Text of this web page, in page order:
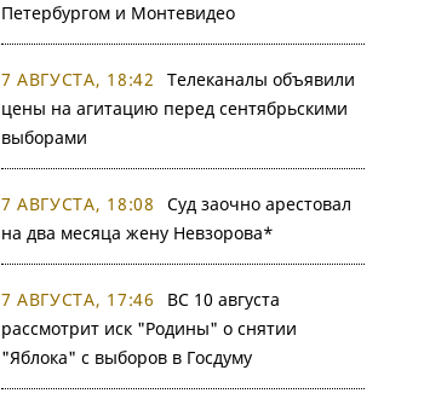
Петербургом и Монтевидео
7 АВГУСТА, 18:42
Телеканалы объявили
цены на агитацию перед сентябрьскими
выборами
7 АВГУСТА, 18:08
Суд заочно арестовал
на два месяца жену Невзорова*
7 АВГУСТА, 17:46
ВС 10 августа
рассмотрит иск "Родины" о снятии
"Яблока" с выборов в Госдуму